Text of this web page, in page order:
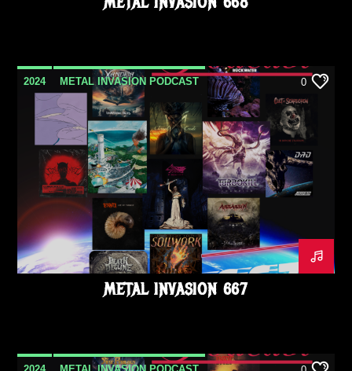
2024 METAL INVASION PODCAST
OCTOBRE
0
METAL INVASION 667